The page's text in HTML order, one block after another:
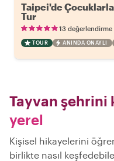
Taipei'de
Tur
13 değerlendirme
TOUR ANINDA ONAYLI
Tayvan şehrini
yerel
Kişisel hikayelerini
birlikte nasıl